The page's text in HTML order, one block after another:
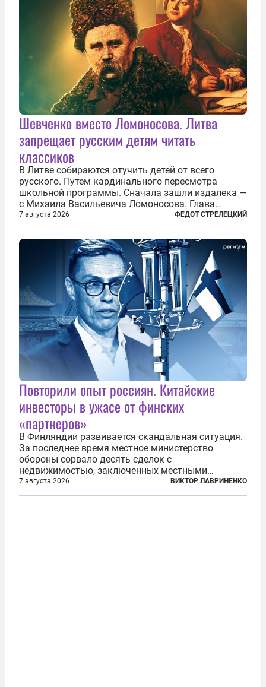
Шевченко вместо Ломоносова. Литва
запрещает русским детям читать
классиков
В Литве собираются отучить детей от всего
русского. Путем кардинального пересмотра
школьной программы. Сначала зашли издалека —
с Михаила Васильевича Ломоносова. Глава
правительства Литвы Миндаугас Синкявичюс
предложил исключить его тексты из программ
общего образования. Мотивировал он это тем,
7 августа 2026 ФЕДОТ СТРЕЛЕЦКИЙ
Повторили опыт россиян. Китайские
инвесторы в ужасе от финских
«партнеров»
В Финляндии развивается скандальная ситуация.
За последнее время местное министерство
обороны сорвало десять сделок с
недвижимостью, заключенных местными
фирмами с китайским капиталом. Чиновники
заявили, что они могли заключаться с целью
7 августа 2026 ВИКТОР ЛАВРИНЕНКО